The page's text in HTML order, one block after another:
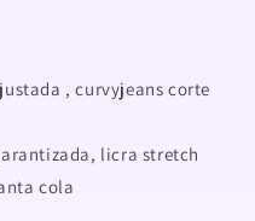
, curvyjeans corte
licra stretch
cola